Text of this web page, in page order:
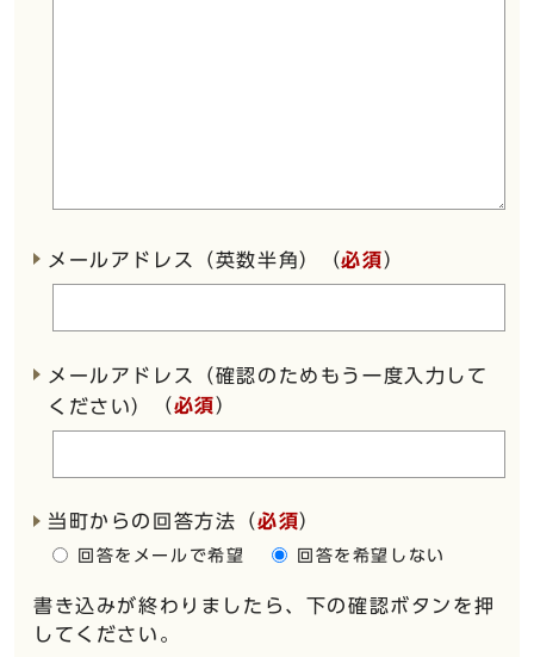
メールアドレス（英数半角）（必須）
メールアドレス（確認のためもう一度入力して
ください）
（必須）
当町からの回答方法 （必須）
回答をメールで希望 回答を希望しない
書き込みが終わりましたら、下の確認ボタンを押
してください。